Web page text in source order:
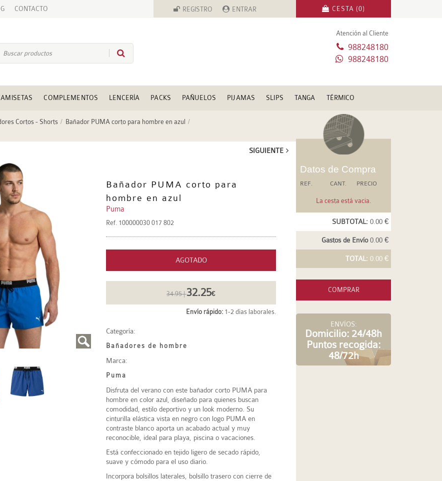
CONTACTO REGISTRO ENTRAR CESTA (0)
Atención al Cliente
988248180
988248180
COMPLEMENTOS LENCERÍA PACKS PAÑUELOS PIJAMAS SLIPS TANGA TÉRMICO
Cortos - Shorts Bañador PUMA corto para hombre en azul
SIGUIENTE
Bañador PUMA corto para
hombre en azul
Puma
Ref. 100000030 017 802
AGOTADO
34.95 |32.25€
Envío rápido: 1-2 días laborales.
Categoría:
Bañadores de hombre
Marca:
Puma
Disfruta del verano con este bañador corto PUMA para
hombre en color azul, diseñado para quienes buscan
comodidad, estilo deportivo y un look moderno. Su
cinturilla elástica vista en negro con logo PUMA en
contraste blanco aporta un acabado actual y muy
reconocible, ideal para playa, piscina o vacaciones.
Está confeccionado en tejido ligero de secado rápido,
suave y cómodo para el uso diario.
Incorpora bolsillos laterales, bolsillo trasero con cierre de
Datos de Compra
REF. CANT. PRECIO
La cesta está vacia.
SUBTOTAL: 0.00 €
Gastos de Envío0.00 €
TOTAL: 0.00 €
COMPRAR
ENVÍOS:
Domicilio: 24/48h
Puntos recogida:
48/72h